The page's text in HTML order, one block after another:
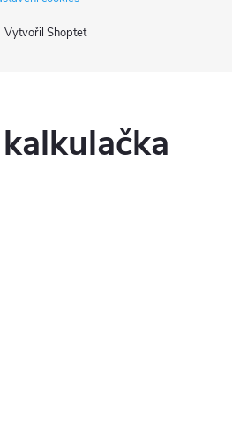
Vytvořil Shoptet